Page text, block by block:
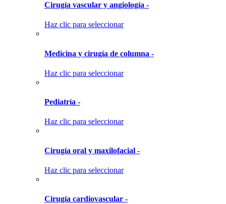
Cirugía vascular y angiología -
Haz clic para seleccionar
Medicina y cirugía de columna -
Haz clic para seleccionar
Pediatría -
Haz clic para seleccionar
Cirugía oral y maxilofacial -
Haz clic para seleccionar
Cirugía cardiovascular -